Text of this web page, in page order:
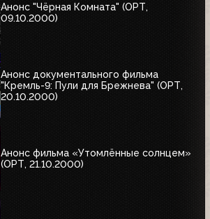
Анонс "Чёрная Комната" (ОРТ,
09.10.2000)
Анонс документального фильма
"Кремль-9: Пули для Брежнева" (ОРТ,
20.10.2000)
Анонс фильма «Утомлённые солнцем»
(ОРТ, 21.10.2000)